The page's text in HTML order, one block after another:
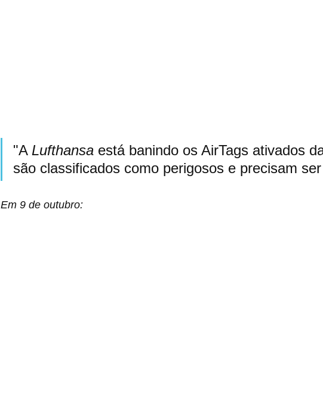
"A Lufthansa está banindo os AirTags ativados
são classificados como perigosos e precisam
Em 9 de outubro: